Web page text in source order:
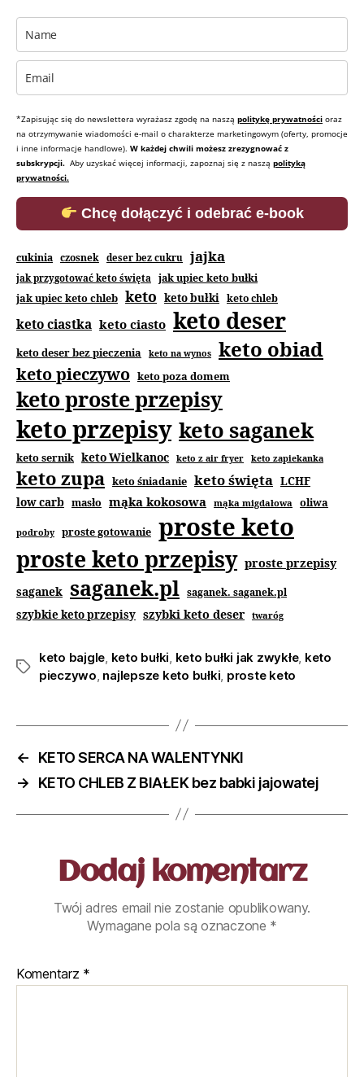
*Zapisując się do newslettera wyrażasz zgodę na naszą politykę prywatności oraz
na otrzymywanie wiadomości e-mail o charakterze marketingowym (oferty, promocje
i inne informacje handlowe). W każdej chwili możesz zrezygnować z
subskrypcji. Aby uzyskać więcej informacji, zapoznaj się z naszą polityką
prywatności.
Chcę dołączyć i odebrać e-book
cukinia czosnek deser bez cukru jajka
jak przygotować keto święta jak upiec keto bułki
jak upiec keto chleb keto keto bułki keto chleb
keto ciastka keto ciasto keto deser
keto deser bez pieczenia keto na wynos keto obiad
keto pieczywo keto poza domem
keto proste przepisy
keto przepisy keto saganek
keto sernik keto Wielkanoc keto z air fryer keto zapiekanka
keto zupa keto śniadanie keto święta LCHF
low carb masło mąka kokosowa mąka migdałowa oliwa
podroby proste gotowanie proste keto
proste keto przepisy proste przepisy
saganek saganek.pl saganek. saganek.pl
szybkie keto przepisy szybki keto deser twaróg
keto bajgle, keto bułki, keto bułki jak zwykłe, keto
pieczywo, najlepsze keto bułki, proste keto
←
KETO SERCA NA WALENTYNKI
→
KETO CHLEB Z BIAŁEK bez babki jajowatej
Dodaj komentarz
Twój adres email nie zostanie opublikowany.
Wymagane pola są oznaczone *
Komentarz *